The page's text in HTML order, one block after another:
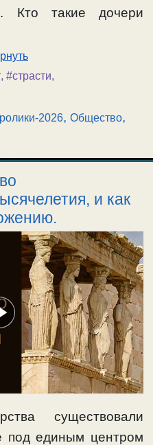
Кто такие дочери
, #страсти,
2026,Общество,
и как
существовали
под единым центром